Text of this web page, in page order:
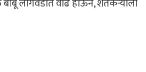
लागवडीत वाढ होऊन, शेतकऱ्याला